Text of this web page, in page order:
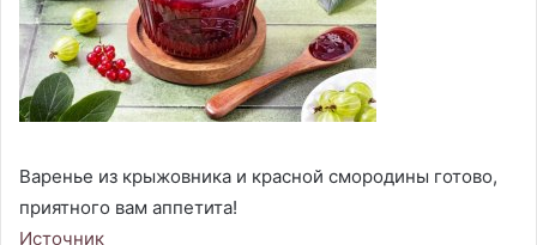
Варенье из крыжовника и красной смородины готово,
приятного вам аппетита!
Источник